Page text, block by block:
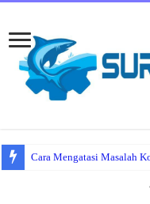
Cara Mengatasi Masalah